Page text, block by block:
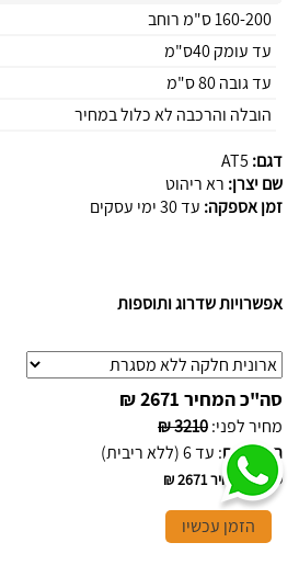
160-200 ס"מ רוחב
עד עומק 40ס"מ
עד גובה 80 ס"מ
הובלה והרכבה לא כלול במחיר
דגם: AT5
שם יצרן: רא ריהוט
זמן אספקה: עד 30 ימי עסקים
אפשרויות שדרוג ותוספות
סה"כ המחיר 2671 ₪
מחיר לפני:
3210 ₪
תשלומים: עד 6 (ללא ריבית)
סה"כ המחיר2671 ₪
הזמן עכשיו